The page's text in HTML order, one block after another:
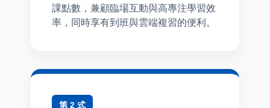
課點數，兼顧臨場互動與高專注學習效
率，同時享有到班與雲端複習的便利。
第 2 式